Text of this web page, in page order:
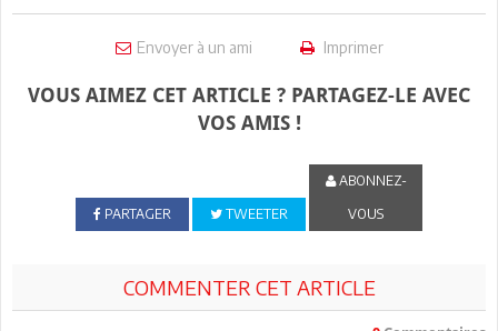
Envoyer à un ami Imprimer
VOUS AIMEZ CET ARTICLE ? PARTAGEZ-LE AVEC
VOS AMIS !
PARTAGER TWEETER
ABONNEZ-
VOUS
COMMENTER CET ARTICLE